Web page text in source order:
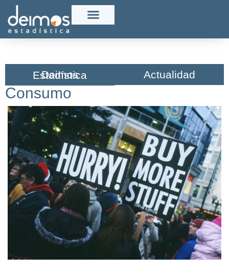
Deimos Estadística​ Actualidad
Consumo